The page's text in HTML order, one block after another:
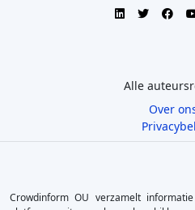
Alle
Over
Crowdinform OU verzamelt